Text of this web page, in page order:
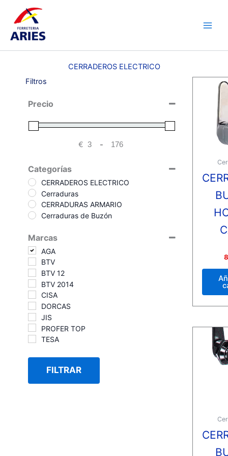
contenido
CERRADEROS ELECTRICO
Filtros
Precio
€ Minimum Price
- Maximum Price
Categorías
CERRADEROS ELECTRICO
Cerraduras
CERRADURAS ARMARIO
Cerraduras de Buzón
Marcas
AGA
BTV
BTV 12
BTV 2014
CISA
DORCAS
JIS
PROFER TOP
TESA
FILTRAR
0